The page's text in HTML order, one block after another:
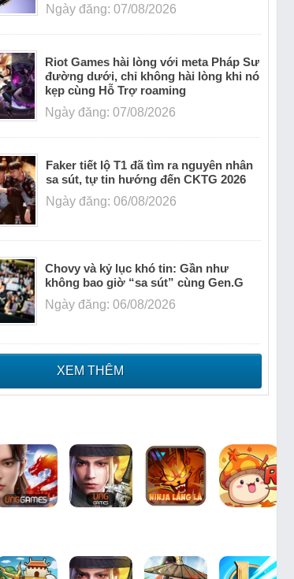
Ngày đăng: 07/08/2026
Riot Games hài lòng với meta Pháp Sư
đường dưới, chỉ không hài lòng khi nó
kẹp cùng Hỗ Trợ roaming
Ngày đăng: 07/08/2026
Faker tiết lộ T1 đã tìm ra nguyên nhân
sa sút, tự tin hướng đến CKTG 2026
Ngày đăng: 06/08/2026
Chovy và kỷ lục khó tin: Gần như
không bao giờ “sa sút” cùng Gen.G
Ngày đăng: 06/08/2026
XEM THÊM